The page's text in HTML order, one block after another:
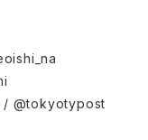
/ @tokyotypost